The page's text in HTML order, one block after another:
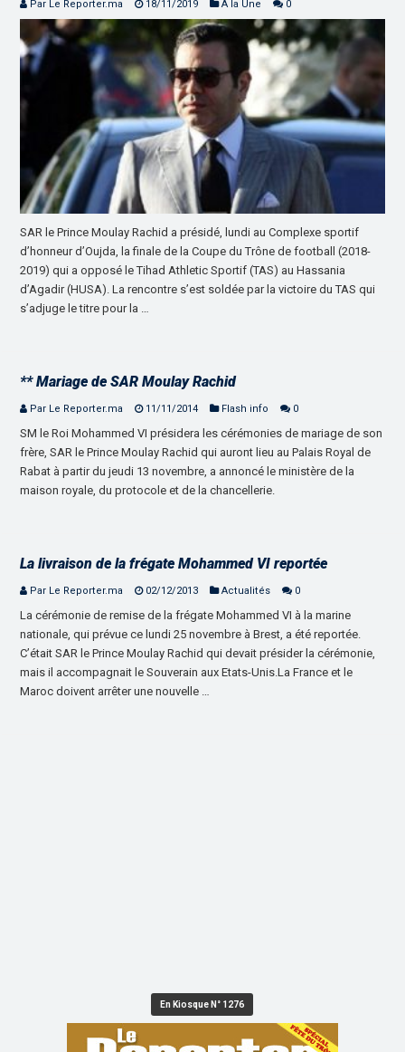
Par Le Reporter.ma 18/11/2019 À la Une 0
SAR le Prince Moulay Rachid a présidé, lundi au Complexe sportif
d’honneur d’Oujda, la finale de la Coupe du Trône de football (2018-
2019) qui a opposé le Tihad Athletic Sportif (TAS) au Hassania
d’Agadir (HUSA). La rencontre s’est soldée par la victoire du TAS qui
s’adjuge le titre pour la …
** Mariage de SAR Moulay Rachid
Par Le Reporter.ma 11/11/2014 Flash info 0
SM le Roi Mohammed VI présidera les cérémonies de mariage de son
frère, SAR le Prince Moulay Rachid qui auront lieu au Palais Royal de
Rabat à partir du jeudi 13 novembre, a annoncé le ministère de la
maison royale, du protocole et de la chancellerie.
La livraison de la frégate Mohammed VI reportée
Par Le Reporter.ma 02/12/2013 Actualités 0
La cérémonie de remise de la frégate Mohammed VI à la marine
nationale, qui prévue ce lundi 25 novembre à Brest, a été reportée.
C’était SAR le Prince Moulay Rachid qui devait présider la cérémonie,
mais il accompagnait le Souverain aux Etats-Unis.La France et le
Maroc doivent arrêter une nouvelle …
En Kiosque N° 1276